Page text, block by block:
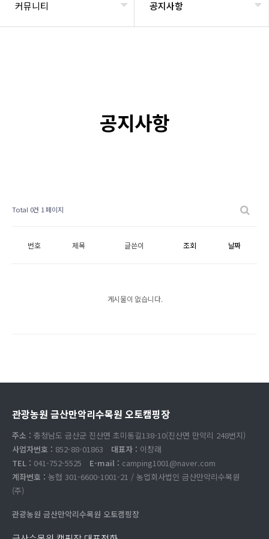
커뮤니티 공지사항
공지사항
Total 0건 1 페이지
번호 제목 글쓴이 조회 날짜
게시물이 없습니다.
관광농원 금산만악리수목원 오토캠핑장
주소 : 충청남도 금산군 진산면 초미동길138-10(진산면 만악리 248번지)
사업자번호 : 852-88-01863 대표자 : 이창래
TEL : 041-752-5525 E-mail : camping1001@naver.com
계좌번호 : 농협 301-6600-1001-21 / 농업회사법인 금산만악리수목원
(주)
관광농원 금산만악리수목원 오토캠핑장